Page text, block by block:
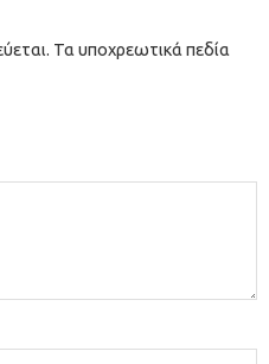
Τα υποχρεωτικά πεδία